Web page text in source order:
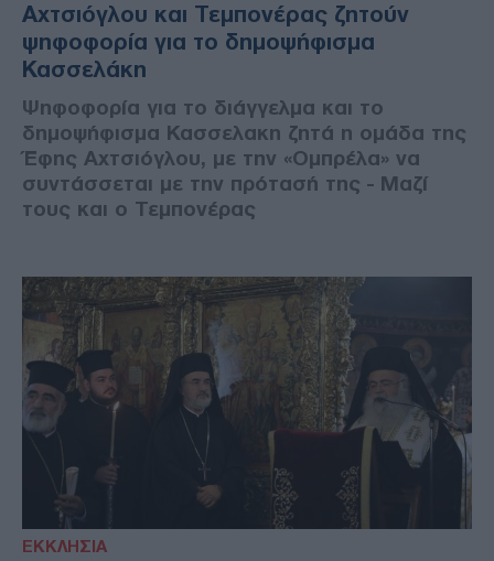
Αχτσιόγλου και Τεμπονέρας ζητούν
ψηφοφορία για το δημοψήφισμα
Κασσελάκη
Ψηφοφορία για το διάγγελμα και το
δημοψήφισμα Κασσελακη ζητά η ομάδα της
Έφης Αχτσιόγλου, με την «Ομπρέλα» να
συντάσσεται με την πρότασή της - Μαζί
τους και ο Τεμπονέρας
ΕΚΚΛΗΣΙΑ